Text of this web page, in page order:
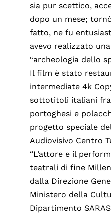
sia pur scettico,
dopo un mese;
fatto, ne fu
avevo realizzato
“archeologia dello
Il film è stato
intermediate 4k
sottotitoli italiani
portoghesi e
progetto speciale
Audiovisivo Centro
“L’attore e il
teatrali di fine
dalla Direzione
Ministero della
Dipartimento